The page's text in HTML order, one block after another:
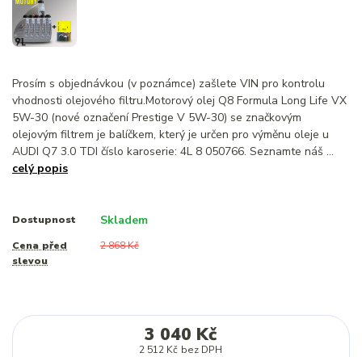
Prosím s objednávkou (v poznámce) zašlete VIN pro kontrolu
vhodnosti olejového filtru.Motorový olej Q8 Formula Long Life VX
5W-30 (nové označení Prestige V 5W-30) se značkovým
olejovým filtrem je balíčkem, který je určen pro výměnu oleje u
AUDI Q7 3.0 TDI číslo karoserie: 4L 8 050766. Seznamte náš ...
celý popis
Dostupnost Skladem
Cena před
slevou
2 868 Kč
3 040 Kč
2 512 Kč bez DPH